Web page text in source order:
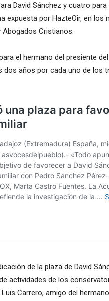
David Sánchez y cuatro
expuesta por HazteOir, en
Abogados Cristianos.
el hermano del presiente
dos años por cada uno de los
de la plaza de David
actividades de los
Carrero, amigo del